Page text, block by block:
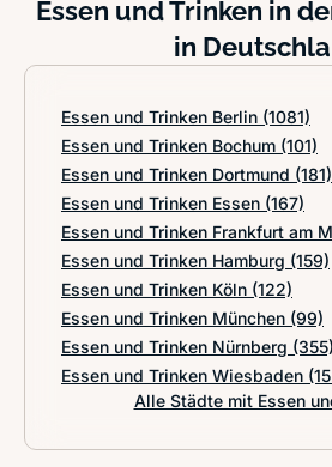
Essen und Trinken in
in
Essen und Trinken Berlin (1081)
Essen und Trinken Bochum (101)
Essen und Trinken Dortmund (181)
Essen und Trinken Essen (167)
Essen und Trinken Frankfurt am
Essen und Trinken Hamburg (159)
Essen und Trinken Köln (122)
Essen und Trinken München (99)
Essen und Trinken Nürnberg (355)
Essen und Trinken Wiesbaden
Alle Städte mit Essen